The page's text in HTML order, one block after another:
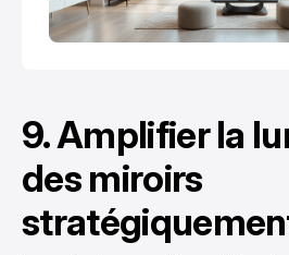
9. Amplifier la
des miroirs